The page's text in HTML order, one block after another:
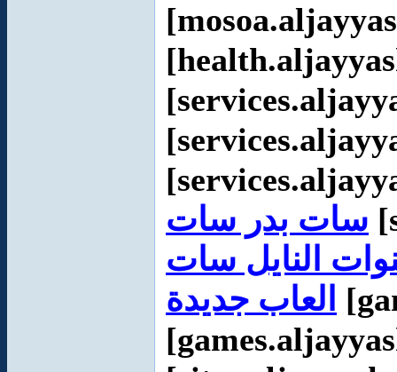
سات بدر سات
النايل سات
العاب جديدة